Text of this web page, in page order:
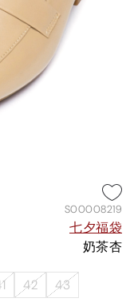
S00008219
七夕福袋
奶茶杏
42
43